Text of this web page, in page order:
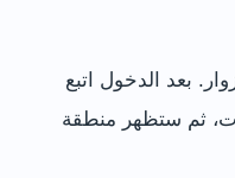
بعد الدخول اتبع
ثم ستظهر منطقة